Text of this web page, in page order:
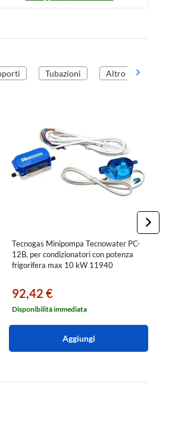
Tubazioni Altro
Tecnogas Minipompa Tecnowater PC-
12B, per condizionatori con potenza
frigorifera max 10 kW 11940
92,42 €
Disponibilità immediata
Aggiungi